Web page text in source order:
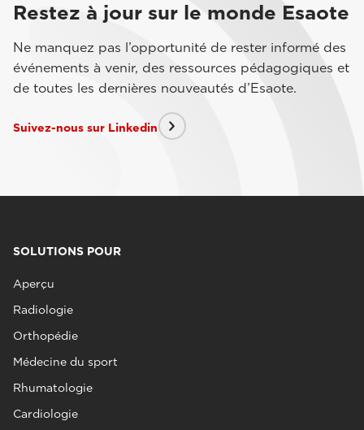
Restez à jour sur le monde Esaote
Ne manquez pas l’opportunité de rester informé des
événements à venir, des ressources pédagogiques et
de toutes les dernières nouveautés d’Esaote.
Suivez-nous sur Linkedin
SOLUTIONS POUR
Aperçu
Radiologie
Orthopédie
Médecine du sport
Rhumatologie
Cardiologie